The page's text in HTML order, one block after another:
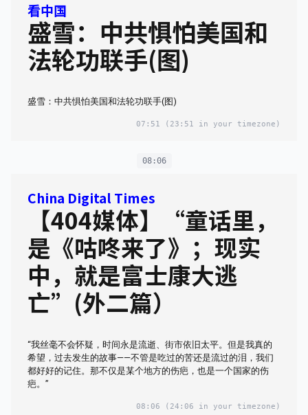
看中国
盛雪：中共惧怕美国和
法轮功联手(图)
盛雪：中共惧怕美国和法轮功联手(图)
07:51 (23:51 in your timezone)
08:06
China Digital Times
【404媒体】“童话里，
是《咕咚来了》；现实
中，就是富士康大逃
亡”(外二篇）
“我丝毫不会怀疑，时间永是流逝、街市依旧太平。但是我真的
希望，过去发生的故事——不管是吃过的苦还是流过的泪，我们
都好好的记住。那不仅是某个地方的伤疤，也是一个国家的伤
疤。”
08:06 (24:06 in your timezone)